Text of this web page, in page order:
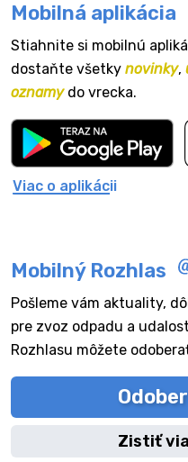
Mobilná aplikácia
Stiahnite si mobilnú
dostaňte všetky novinky,
oznamydo vrecka.
Viac o aplikácii
Mobilný Rozhlas
Pošleme vám aktuality,
pre zvoz odpadu a
Rozhlasu môžete
Zistiť